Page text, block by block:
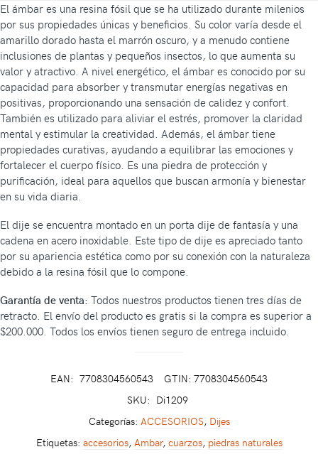
El ámbar es una resina fósil que se ha utilizado durante milenios
por sus propiedades únicas y beneficios. Su color varía desde el
amarillo dorado hasta el marrón oscuro, y a menudo contiene
inclusiones de plantas y pequeños insectos, lo que aumenta su
valor y atractivo. A nivel energético, el ámbar es conocido por su
capacidad para absorber y transmutar energías negativas en
positivas, proporcionando una sensación de calidez y confort.
También es utilizado para aliviar el estrés, promover la claridad
mental y estimular la creatividad. Además, el ámbar tiene
propiedades curativas, ayudando a equilibrar las emociones y
fortalecer el cuerpo físico. Es una piedra de protección y
purificación, ideal para aquellos que buscan armonía y bienestar
en su vida diaria.
El dije se encuentra montado en un porta dije de fantasía y una
cadena en acero inoxidable. Este tipo de dije es apreciado tanto
por su apariencia estética como por su conexión con la naturaleza
debido a la resina fósil que lo compone.
Garantía de venta: Todos nuestros productos tienen tres días de
retracto. El envío del producto es gratis si la compra es superior a
$200.000. Todos los envíos tienen seguro de entrega incluido.
EAN: 7708304560543
GTIN: 7708304560543
SKU: Di1209
Categorías: ACCESORIOS, Dijes
Etiquetas: accesorios, Ambar, cuarzos, piedras naturales